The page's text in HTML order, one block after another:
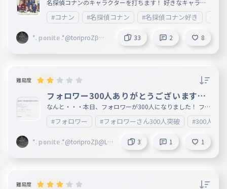
名探偵コナンのキャラクターを打ちます！ 好きなキャラク
ターをコメント欄で教えてください！ 名前の漢字間違って
いたらごめんなさい！苗字がわからない人は名前だけにして
います！
#コナン #名探偵コナン #名探偵コナン好き #キ
*. 𝕡𝕠𝕟𝕚𝕥𝕖 .*@toriproZβ@Li
33 2 8
難易度
フォロワー300人ありがとうございます！
！！！！！！！！
なんと・・・本日、フォロワーが300人になりました！ フォ
ローしてくれた皆様ほんっっっっっとうにありがとうござい
ます！ これからもどうぞよろしくお願いします！
#フォロワー #フォロワーさん300人突破 #300人
*. 𝕡𝕠𝕟𝕚𝕥𝕖 .*@toriproZβ@Li
3 1 1
難易度